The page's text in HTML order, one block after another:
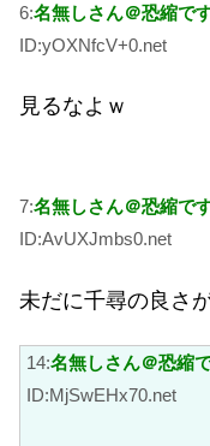
6:名無しさん＠恐縮で
ID:yOXNfcV+0.net
見るなよｗ
7:名無しさん＠恐縮で
ID:AvUXJmbs0.net
未だに千尋の良さ
14:名無しさん＠恐縮
ID:MjSwEHx70.net